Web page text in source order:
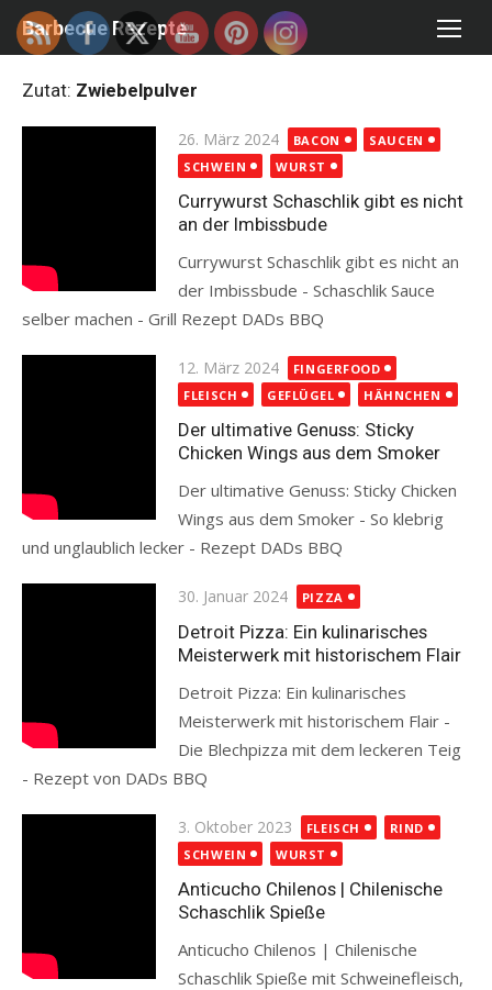
Skip
Barbecue Rezepte
Zutat: Zwiebelpulver
Posted
on
26. März 2024 BACON
SAUCEN
SCHWEIN
WURST
Currywurst Schaschlik gibt es nicht
an der Imbissbude
Currywurst Schaschlik gibt es nicht an
der Imbissbude - Schaschlik Sauce
selber machen - Grill Rezept DADs BBQ
Posted
on
12. März 2024
FINGERFOOD
FLEISCH
GEFLÜGEL HÄHNCHEN
Der ultimative Genuss: Sticky
Chicken Wings aus dem Smoker
Der ultimative Genuss: Sticky Chicken
Wings aus dem Smoker - So klebrig
und unglaublich lecker - Rezept DADs BBQ
Posted
on
30. Januar 2024 PIZZA
Detroit Pizza: Ein kulinarisches
Meisterwerk mit historischem Flair
Detroit Pizza: Ein kulinarisches
Meisterwerk mit historischem Flair -
Die Blechpizza mit dem leckeren Teig
- Rezept von DADs BBQ
Posted
on
3. Oktober 2023 FLEISCH
RIND
SCHWEIN
WURST
Anticucho Chilenos | Chilenische
Schaschlik Spieße
Anticucho Chilenos | Chilenische
Schaschlik Spieße mit Schweinefleisch,